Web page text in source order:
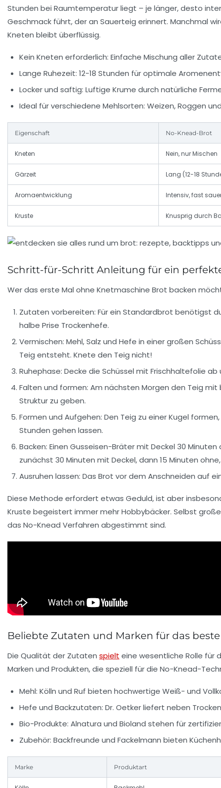
Stunden bei Raumtemperatur liegt – je länger, desto
Geschmack führt, der an Sauerteig erinnert. Manchmal
Kneten bleibt überflüssig.
Kein Kneten erforderlich: Einfache Mischung aller
Lange Ruhezeit: 12-18 Stunden für optimale
Locker und saftig: Luftige Krume durch natürliche
Ideal für verschiedene Mehlsorten: Weizen, Roggen
Eigenschaft No-Knead-Brot
Kneten Nein, nur Mischen
Gärzeit Lang (12-18
Aromaentwicklung Intensiv, fast
Kruste Knusprig durch
Schritt-für-Schritt Anleitung für ein
Wer das erste Mal ohne Knetmaschine Brot backen
Zutaten vorbereiten: Für ein Standardbrot benötigst
halbe Prise Trockenhefe.
Vermischen: Mehl, Salz und Hefe in einer großen
Teig entsteht. Knete den Teig nicht!
Ruhephase: Decke die Schüssel mit Frischhaltefolie
Falten und formen: Am nächsten Morgen den Teig
Struktur zu geben.
Formen und Aufgehen: Den Teig zu einer Kugel
Stunden gehen lassen.
Backen: Einen Gusseisen-Bräter mit Deckel 30
zunächst 30 Minuten mit Deckel, dann 15 Minuten
Ausruhen lassen: Das Brot vor dem Anschneiden auf
Diese Methode erfordert etwas Geduld, ist aber
Kruste begeistert immer mehr Hobbybäcker. Selbst
das No-Knead Verfahren abgestimmt sind.
Beliebte Zutaten und Marken für das
Die Qualität der Zutaten spielt eine wesentliche Rolle für
Marken und Produkten, die speziell für die No-Knead-
Mehl: Kölln und Ruf bieten hochwertige Weiß- und
Hefe und Backzutaten: Dr. Oetker liefert neben
Bio-Produkte: Alnatura und Bioland stehen für
Zubehör: Backfreunde und Fackelmann bieten
Marke Produktart